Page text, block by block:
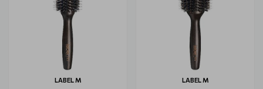
LABEL M LABEL M